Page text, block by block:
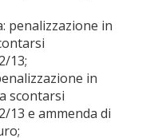
penalizzazione in
13;
in
scontarsi
13 e ammenda di